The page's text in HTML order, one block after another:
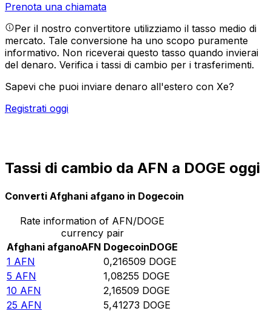
Prenota una chiamata
Per il nostro convertitore utilizziamo il tasso medio di
mercato. Tale conversione ha uno scopo puramente
informativo. Non riceverai questo tasso quando invierai
del denaro. Verifica i tassi di cambio per i trasferimenti.
Sapevi che puoi inviare denaro all'estero con Xe?
Registrati oggi
Tassi di cambio da AFN a DOGE oggi
Converti Afghani afgano in Dogecoin
Rate information of AFN/DOGE
currency pair
Afghani afganoAFN DogecoinDOGE
1 AFN 0,216509 DOGE
5 AFN 1,08255 DOGE
10 AFN 2,16509 DOGE
25 AFN 5,41273 DOGE